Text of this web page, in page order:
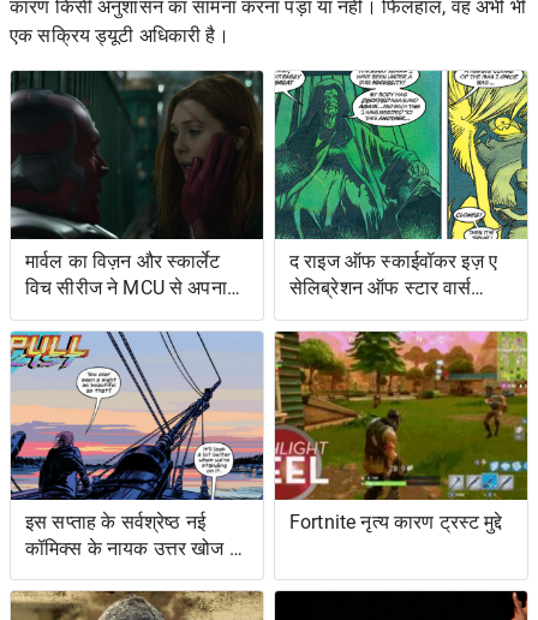
कारण किसी अनुशासन का सामना करना पड़ा या नहीं। फिलहाल, वह अभी भी
एक सक्रिय ड्यूटी अधिकारी है।
मार्वल का विज़न और स्कार्लेट
विच सीरीज ने MCU से अपना
शोअरनर चुना
द राइज ऑफ स्काईवॉकर इज़ ए
सेलिब्रेशन ऑफ स्टार वार्स
ओल्ड एक्सटेंडेड यूनिवर्स- एंड
इट्स ग्रेटेस्ट रेस्ट्यूडिएशन
इस सप्ताह के सर्वश्रेष्ठ नई
कॉमिक्स के नायक उत्तर खोज रहे
हैं ... और प्रतिशोध समुद्र पर
Fortnite नृत्य कारण ट्रस्ट मुद्दे